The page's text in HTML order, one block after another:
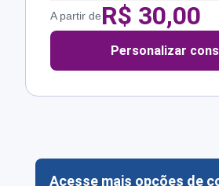
A partir deR$ 30,00
Personalizar
Acesse mais opções de